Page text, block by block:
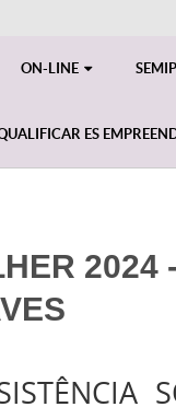
ON-LINE
ES
2024